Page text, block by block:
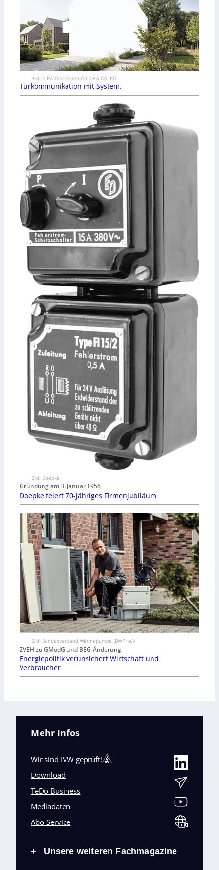
Bild: GIRA Giersiepen GmbH & Co. KG
Türkommunikation mit System.
Bild: Doepke
Gründung am 3. Januar 1956
Doepke feiert 70-jähriges Firmenjubiläum
Bild: Bundesverband Wärmepumpe (BWP) e.V.
ZVEH zu GModG und BEG-Änderung
Energiepolitik verunsichert Wirtschaft und
Verbraucher
Mehr Infos
Wir sind IVW geprüft!
Download
TeDo Business
Mediadaten
Abo-Service
+ Unsere weiteren Fachmagazine